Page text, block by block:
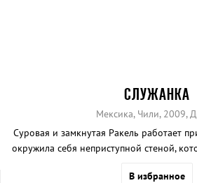
СЛУЖАНКА
Мексика, Чили, 2009,
Суровая и замкнутая Ракель работает
окружила себя неприступной стеной,
В избранное